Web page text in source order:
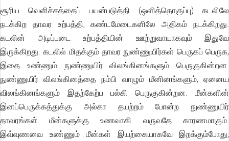
சூரிய வெளிச்சத்தைப் பயன்படுத்தி (ஒளித்தொகுப்பு) கடலிலே
நடக்கிற தாவர உற்பத்தி, கண்டமேடைகளிலே அதிகம் நடக்கிறது.
கடலின் அடிப்படை உற்பத்தியின் ஊற்றுவாயாகவும் இதுவே
இருக்கிறது. கடலில் மிதக்கும் தாவர நுண்ணுயிர்கள் பெருகப் பெருக,
இதை உண்ணும் நுண்ணுயிர் விலங்கினங்களும் பெருகுகின்றன.
நுண்ணுயிர் விலங்கினத்தை நம்பி வாழும் மீனினங்களும், ஏனைய
விலங்கினங்களும் இதற்கேற்ப பல்கி பெருகுகின்றன. மீன்களின்
இனப்பெருக்கத்துக்கு அல்கா தயற்றம் போன்ற நுண்ணுயிர்
தாவரங்கள் மீன்களுக்கு உணவாகி வருவதே காரணமாகும்.
இவ்வுணவை உண்ணும் மீன்கள் இயற்கையாகவே இறக்கும்போது,